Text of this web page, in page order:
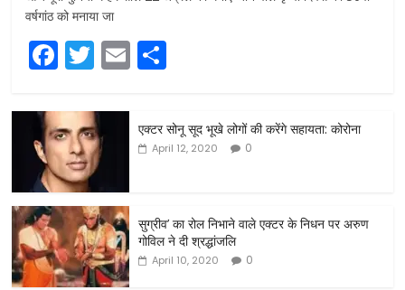
वर्षगांठ को मनाया जा
F
a
c
e
b
o
o
k
T
w
itt
er
E
m
ar
e
एक्टर सोनू सूद भूखे लोगों की करेंगे सहायता: कोरोना
April 12, 2020 0
सुग्रीव’ का रोल निभाने वाले एक्टर के निधन पर अरुण
गोविल ने दी श्रद्धांजलि
April 10, 2020 0